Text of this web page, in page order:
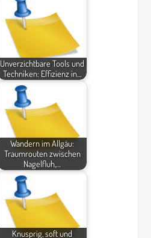
Unverzichtbare Tools und
Techniken: Effizienz in…
Wandern im Allgäu:
Traumrouten zwischen
Nagelfluh,…
Knusprig, soft und